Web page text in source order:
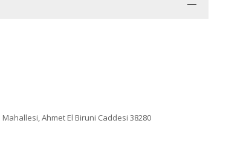
Ahmet El Biruni Caddesi 38280